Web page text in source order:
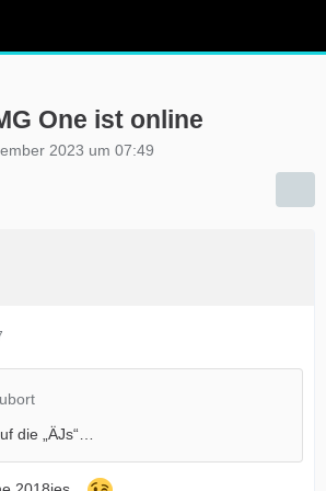
One ist online
2023 um 07:49
die „ÄJs“…